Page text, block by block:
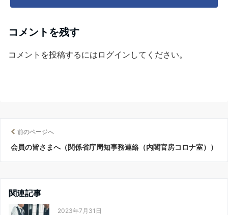
コメントを残す
コメントを投稿するには ログイン してください。
前のページへ
会員の皆さまへ（関係省庁周知事務連絡（内閣官房コロナ室））
関連記事
2023年7月31日